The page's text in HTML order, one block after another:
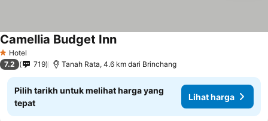
1 Bintang
Hotel
Camellia Budget Inn
7.2 719 Tanah Rata, 4.6 km dari Brinchang
Pilih tarikh untuk melihat harga yang
tepat
Lihat harga